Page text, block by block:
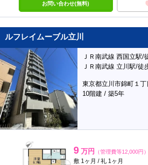
お問い合わせ(無料)
ルフレイムーブル立川
ＪＲ南武線 西国立駅/
ＪＲ南武線 立川駅/徒
東京都立川市錦町１丁
10階建 / 築5年
9 万円 （管理費等12,000円）
敷 1ヶ月 / 礼 1ヶ月